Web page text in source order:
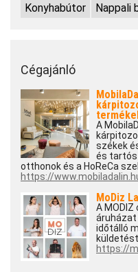
Konyhabútor
Nappali
Cégajánló
A
székek
és tartós
otthonok és a HoReCa
https://
MoDiz
A
áruházat
időtálló
https://